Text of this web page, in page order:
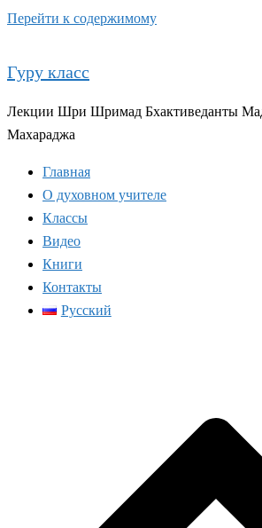
Перейти к содержимому
Гуру класс
Лекции Шри Шримад Бхактиведанты
Махараджа
Главная
О духовном учителе
Классы
Видео
Книги
Контакты
Русский